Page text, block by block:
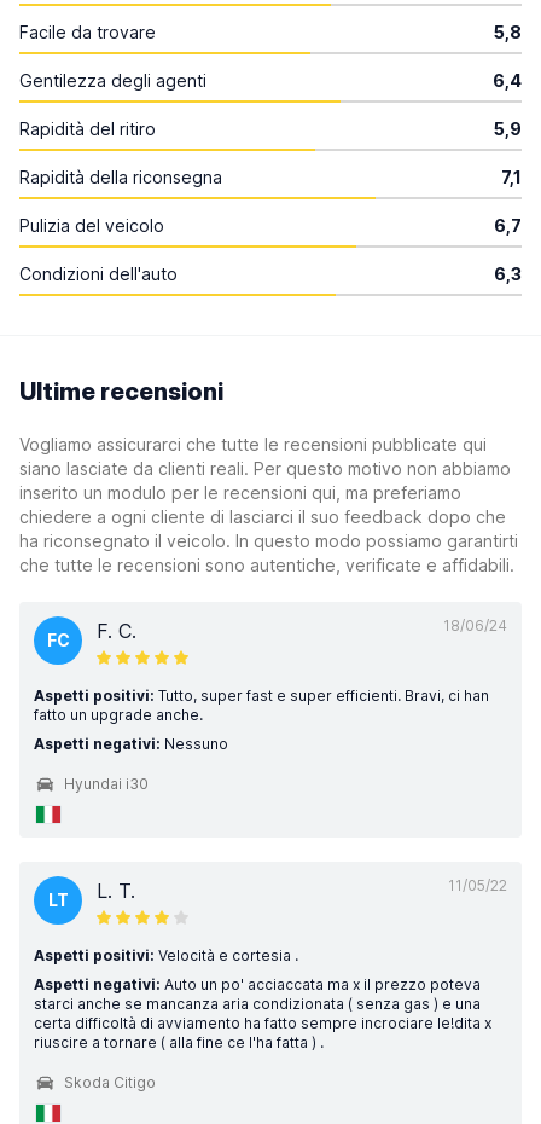
Facile da trovare 5,8
Gentilezza degli agenti 6,4
Rapidità del ritiro 5,9
Rapidità della riconsegna 7,1
Pulizia del veicolo 6,7
Condizioni dell'auto 6,3
Ultime recensioni
Vogliamo assicurarci che tutte le recensioni pubblicate qui
siano lasciate da clienti reali. Per questo motivo non abbiamo
inserito un modulo per le recensioni qui, ma preferiamo
chiedere a ogni cliente di lasciarci il suo feedback dopo che
ha riconsegnato il veicolo. In questo modo possiamo garantirti
che tutte le recensioni sono autentiche, verificate e affidabili.
18/06/24
FC F. C.
Aspetti positivi: Tutto, super fast e super efficienti. Bravi, ci han
fatto un upgrade anche.
Aspetti negativi: Nessuno
Hyundai i30
11/05/22
LT L. T.
Aspetti positivi: Velocità e cortesia .
Aspetti negativi: Auto un po' acciaccata ma x il prezzo poteva
starci anche se mancanza aria condizionata ( senza gas ) e una
certa difficoltà di avviamento ha fatto sempre incrociare le!dita x
riuscire a tornare ( alla fine ce l'ha fatta ) .
Skoda Citigo